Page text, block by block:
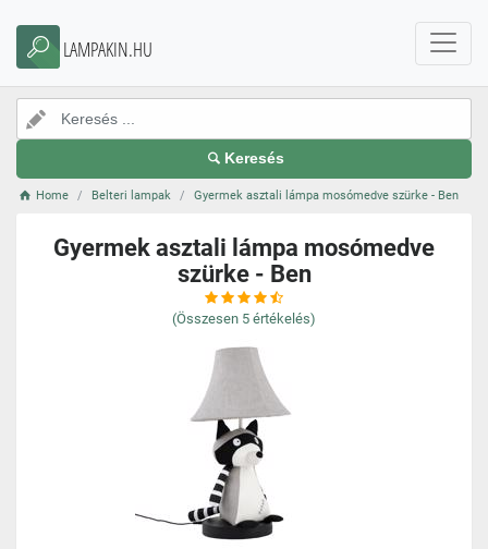
LAMPAKIN.HU
Keresés
Home Belteri lampak Gyermek asztali lámpa mosómedve szürke - Ben
Gyermek asztali lámpa mosómedve
szürke - Ben
(Összesen 5 értékelés)